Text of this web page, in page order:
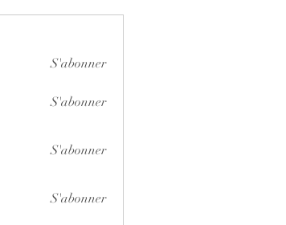
S'abonner
S'abonner
S'abonner
S'abonner